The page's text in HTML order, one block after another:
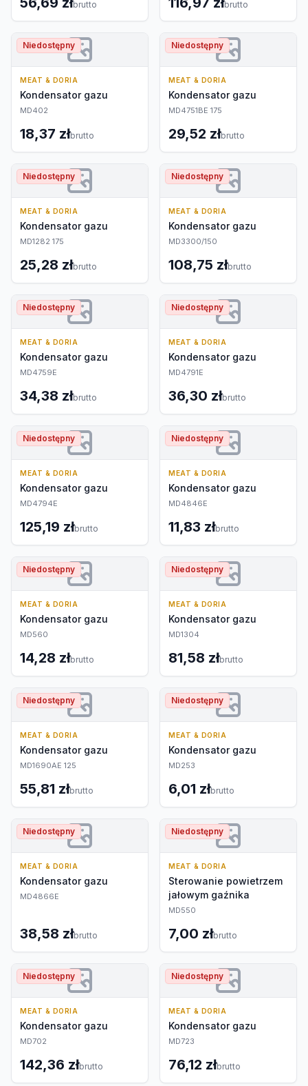
brutto brutto
Niedostępny
MEAT & DORIA
Kondensator gazu
MD402
18,37 złbrutto
Niedostępny
MEAT & DORIA
Kondensator gazu
MD4751BE 175
29,52 złbrutto
Niedostępny
MEAT & DORIA
Kondensator gazu
MD1282 175
25,28 złbrutto
Niedostępny
MEAT & DORIA
Kondensator gazu
MD3300/150
108,75 złbrutto
Niedostępny
MEAT & DORIA
Kondensator gazu
MD4759E
34,38 złbrutto
Niedostępny
MEAT & DORIA
Kondensator gazu
MD4791E
36,30 złbrutto
Niedostępny
MEAT & DORIA
Kondensator gazu
MD4794E
125,19 złbrutto
Niedostępny
MEAT & DORIA
Kondensator gazu
MD4846E
11,83 złbrutto
Niedostępny
MEAT & DORIA
Kondensator gazu
MD560
14,28 złbrutto
Niedostępny
MEAT & DORIA
Kondensator gazu
MD1304
81,58 złbrutto
Niedostępny
MEAT & DORIA
Kondensator gazu
MD1690AE 125
55,81 złbrutto
Niedostępny
MEAT & DORIA
Kondensator gazu
MD253
6,01 złbrutto
Niedostępny
MEAT & DORIA
Kondensator gazu
MD4866E
38,58 złbrutto
Niedostępny
MEAT & DORIA
Sterowanie powietrzem
jałowym gaźnika
MD550
7,00 złbrutto
Niedostępny
MEAT & DORIA
Kondensator gazu
MD702
142,36 złbrutto
Niedostępny
MEAT & DORIA
Kondensator gazu
MD723
76,12 złbrutto